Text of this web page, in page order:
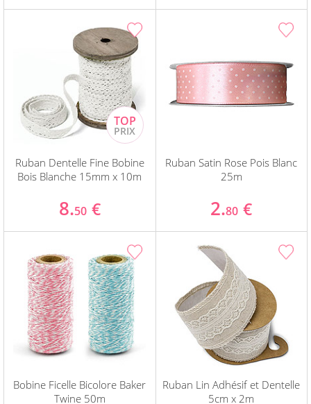
Ruban Dentelle Fine Bobine
Bois Blanche 15mm x 10m
8.50 €
Ruban Satin Rose Pois Blanc
25m
2.80 €
Bobine Ficelle Bicolore Baker
Twine 50m
Ruban Lin Adhésif et Dentelle
5cm x 2m